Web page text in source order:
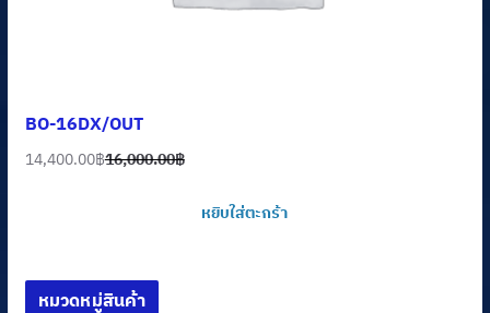
BO-16DX/OUT
16,000.00฿
Original
14,400.00฿
Current
หยิบใส่ตะกร้า
หมวดหมู่สินค้า